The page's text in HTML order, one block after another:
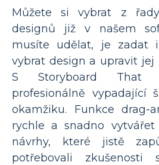
Můžete si vybrat z řady
designů již v našem
musíte udělat, je zadat
vybrat design a upravit jej
S Storyboard That
profesionálně vypadající
okamžiku. Funkce drag-
rychle a snadno
návrhy, které jistě
potřebovali